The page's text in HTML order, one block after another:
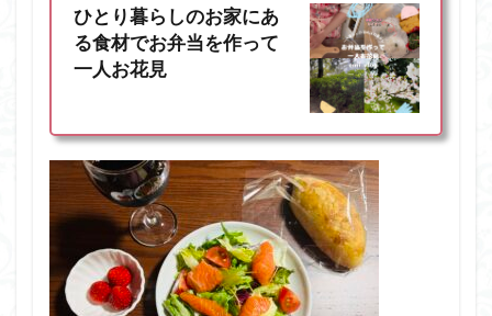
ひとり暮らしのお家にあ
る食材でお弁当を作って
一人お花見